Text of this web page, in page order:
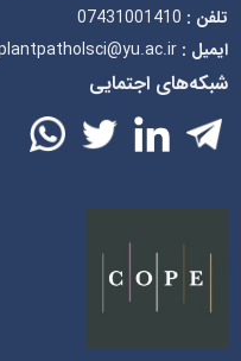
تلفن : 07431001410
ایمیل : ijplantpatholsci@yu.ac.ir
شبکه‌های اجتمایی